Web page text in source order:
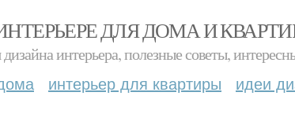
ДЛЯ ДОМА И
интерьера, полезные советы,
интерьер для квартиры идеи